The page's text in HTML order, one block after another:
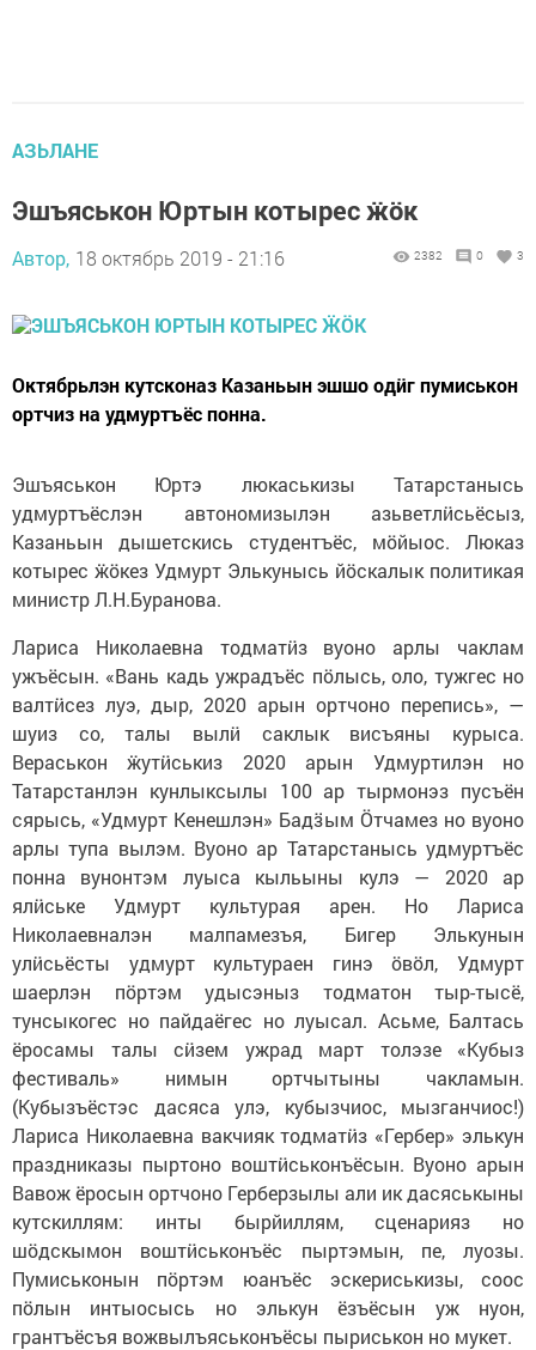
АЗЬЛАНЕ
Эшъяськон Юртын котырес ӝӧк
Автор, 18 октябрь 2019 - 21:16 2382 0 3
Октябрьлэн кутсконаз Казаньын эшшо одӥг пумиськон
ортчиз на удмуртъёс понна.
Эшъяськон Юртэ люкаськизы Татарстанысь
удмуртъёслэн автономизылэн азьветлӥсьёсыз,
Казаньын дышетскись студентъёс, мӧйыос. Люказ
котырес ӝӧкез Удмурт Элькунысь йӧскалык политикая
министр Л.Н.Буранова.
Лариса Николаевна тодматӥз вуоно арлы чаклам
ужъёсын. «Вань кадь ужрадъёс пӧлысь, оло, тужгес но
валтӥсез луэ, дыр, 2020 арын ортчоно перепись», —
шуиз со, талы вылӥ саклык висъяны курыса.
Вераськон ӝутӥськиз 2020 арын Удмуртилэн но
Татарстанлэн кунлыксылы 100 ар тырмонэз пусъён
сярысь, «Удмурт Кенешлэн» Бадӟым Ӧтчамез но вуоно
арлы тупа вылэм. Вуоно ар Татарстанысь удмуртъёс
понна вунонтэм луыса кыльыны кулэ — 2020 ар
ялӥське Удмурт культурая арен. Но Лариса
Николаевналэн малпамезъя, Бигер Элькунын
улӥсьёсты удмурт культураен гинэ ӧвӧл, Удмурт
шаерлэн пӧртэм удысэныз тодматон тыр-тысё,
тунсыкогес но пайдаёгес но луысал. Асьме, Балтась
ёросамы талы сӥзем ужрад март толэзе «Кубыз
фестиваль» нимын ортчытыны чакламын.
(Кубызъёстэс дасяса улэ, кубызчиос, мызганчиос!)
Лариса Николаевна вакчияк тодматӥз «Гербер» элькун
праздниказы пыртоно воштӥськонъёсын. Вуоно арын
Вавож ёросын ортчоно Герберзылы али ик дасяськыны
кутскиллям: инты бырйиллям, сценарияз но
шӧдскымон воштӥськонъёс пыртэмын, пе, луозы.
Пумиськонын пӧртэм юанъёс эскериськизы, соос
пӧлын интыосысь но элькун ёзъёсын уж нуон,
грантъёсъя вожвылъяськонъёсы пыриськон но мукет.